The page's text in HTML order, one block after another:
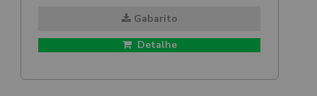
Gabarito
Detalhe